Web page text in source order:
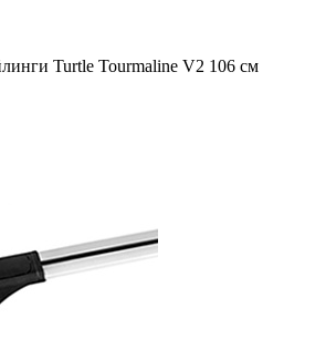
Turtle Tourmaline V2 106 см